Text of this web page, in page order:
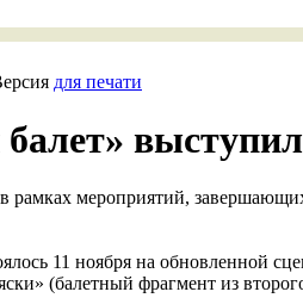
для печати
рамках мероприятий,
11 ноября на обновленной
(балетный фрагмент из